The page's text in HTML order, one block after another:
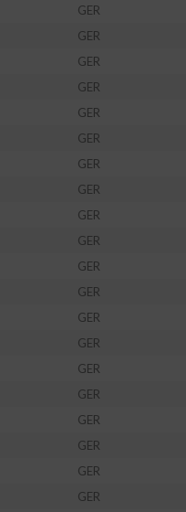
GER
GER
GER
GER
GER
GER
GER
GER
GER
GER
GER
GER
GER
GER
GER
GER
GER
GER
GER
GER